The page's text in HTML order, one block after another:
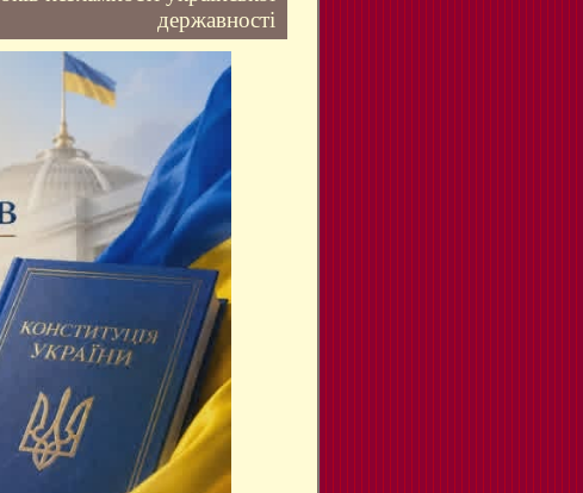
державності